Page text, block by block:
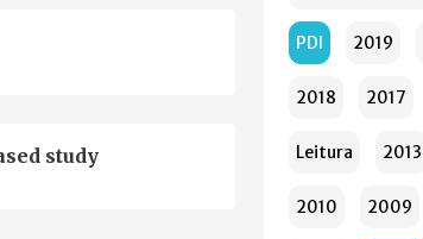
study
PDI 2019
2018 2017
Leitura 2013
2010 2009